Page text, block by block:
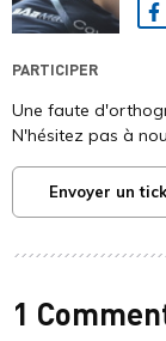
PARTICIPER
Une faute
N'hésitez pas à
Envoyer un
1